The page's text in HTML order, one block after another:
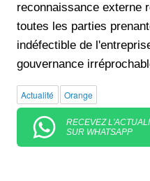
reconnaissance externe
toutes les parties
indéfectible de
gouvernance
Actualité Orange
RECEVEZ
SUR WHATSAPP